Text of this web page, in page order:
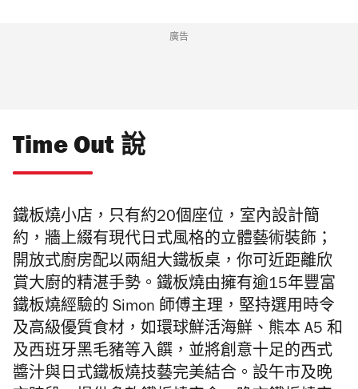
廣告
Time Out 說
鐵板燒小店，只有約20個座位，室內設計簡
約，牆上綴有現代日式風格的立體藝術裝飾；
開放式廚房配以兩組大鐵板桌，你可近距離欣
賞大廚的精湛手勢。 鐵板燒由擁有逾15年豐富
鐵板燒經驗的 Simon 師傅主理，堅持選用時令
及高級優質食材，如環球鮮活海鮮、熊本 A5 和
及西班牙黑毛豬等入饌，並將創意十足的西式
醬汁與日式鐵板燒技藝完美結合。 設午市及晚